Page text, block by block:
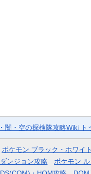
闇・空の探検隊攻略Wiki ト
ポケモン ブラック・ホワイ
ンジョン攻略 ポケモン